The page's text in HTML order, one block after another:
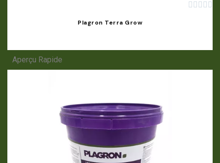
    
Plagron Terra Grow
Aperçu Rapide